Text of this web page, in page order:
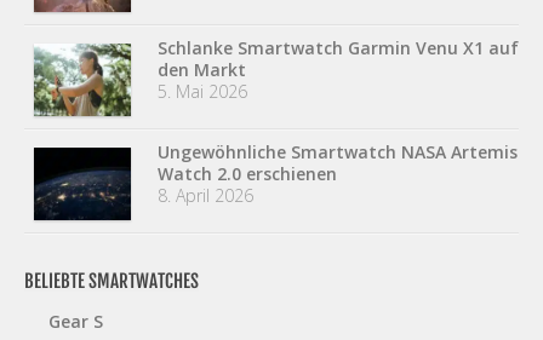
Schlanke Smartwatch Garmin Venu X1 auf
den Markt
5. Mai 2026
Ungewöhnliche Smartwatch NASA Artemis
Watch 2.0 erschienen
8. April 2026
BELIEBTE SMARTWATCHES
Gear S